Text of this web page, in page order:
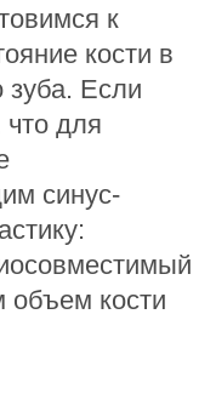
к
кости в
зуба. Если
что для
синус-
объем кости